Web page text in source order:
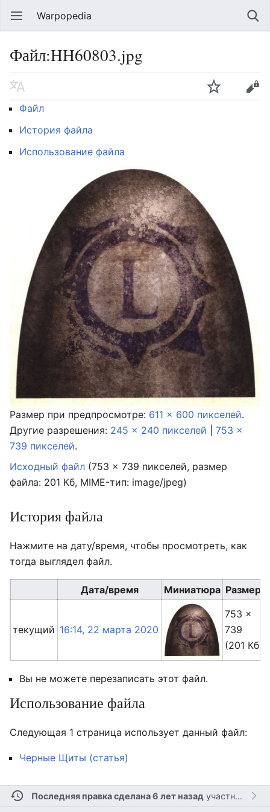
Warpopedia
Файл:HH60803.jpg
Файл
История файла
Использование файла
Размер при предпросмотре: 611 × 600 пикселей.
Другие разрешения: 245 × 240 пикселей
753 ×
739 пикселей.
Исходный файл (753 × 739 пикселей, размер
файла: 201 Кб, MIME-тип: image/jpeg)
История файла
Нажмите на дату/время, чтобы просмотреть, как
тогда выглядел файл.
Дата/время Миниатюра Размеры
текущий 16:14, 22 марта 2020
753 ×
739
(201 Кб)
Вы не можете перезаписать этот файл.
Использование файла
Следующая 1 страница использует данный файл:
Черные Щиты (статья)
Последняя правка сделана 6 лет назадучастником